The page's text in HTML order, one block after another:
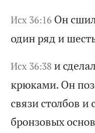
Исх 36:16 Он сши
одинряд и шес
Исх 36:38 и сделал
крюками. Он по
связи столбов и
бронзовыхоснов